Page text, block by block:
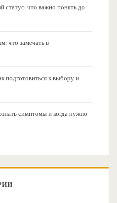
статус: что важно понять до
что замечать в
подготовиться к выбору и
симптомы и когда нужно